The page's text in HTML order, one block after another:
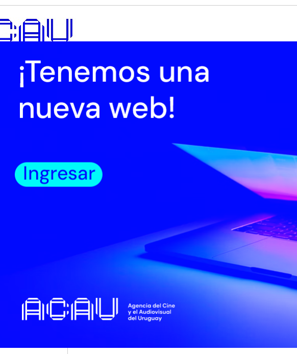
Inicio Institucional Normativa Trámites
2023
2023
y Resoluciones
y Resoluciones
2008-2022
Audiovisual
Noticias
Noticias 2015 Noticias 2016 Noticias 2017
Miércoles 8 de febrero de 2023
BFI Future Film Festival | Premios
La uruguaya The murderer compite como mejor film internacional
Viernes 3 de febrero de 2023
Convocatoria abierta FICG 38